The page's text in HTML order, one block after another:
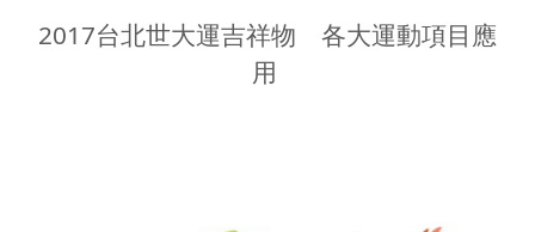
2017台北世大運吉祥物 各大運動項目應
用